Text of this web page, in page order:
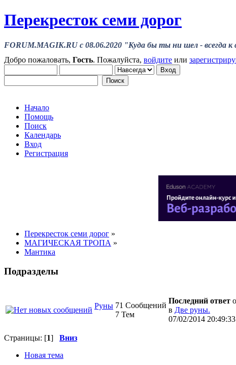
Перекресток семи дорог
FORUM.MAGIK.RU c 08.06.2020 "Куда бы ты ни шел - всегда к
Добро пожаловать, Гость. Пожалуйста, войдите или
Начало
Помощь
Поиск
Календарь
Вход
Регистрация
Перекресток семи дорог »
МАГИЧЕСКАЯ ТРОПА »
Мантика
Подразделы
Руны 71 Сообщений
7 Тем
Последний ответ
в Две руны.
07/02/2014
Страницы: [1] Вниз
Новая тема